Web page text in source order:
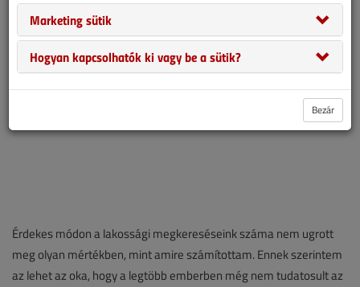
Érdekes módon a lakossági megkereséseink száma nem ugrott
meg olyan mértékben, mint amire számítottam. Ennek szerintem
az lehet az oka, hogy a legtöbb emberben még nem tudatosult az
Marketing sütik
Hogyan kapcsolhatók ki vagy be a sütik?
Bezár